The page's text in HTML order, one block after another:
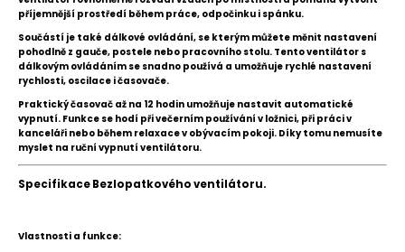
příjemnější prostředí během práce, odpočinku i spánku.
Součástí je také dálkové ovládání, se kterým můžete měnit nastavení
pohodlně z gauče, postele nebo pracovního stolu. Tento ventilátor s
dálkovým ovládáním se snadno používá a umožňuje rychlé nastavení
rychlosti, oscilace i časovače.
Praktický časovač až na 12 hodin umožňuje nastavit automatické
vypnutí. Funkce se hodí při večerním používání v ložnici, při práci v
kanceláři nebo během relaxace v obývacím pokoji. Díky tomu nemusíte
myslet na ruční vypnutí ventilátoru.
Specifikace Bezlopatkového ventilátoru.
Vlastnosti a funkce: